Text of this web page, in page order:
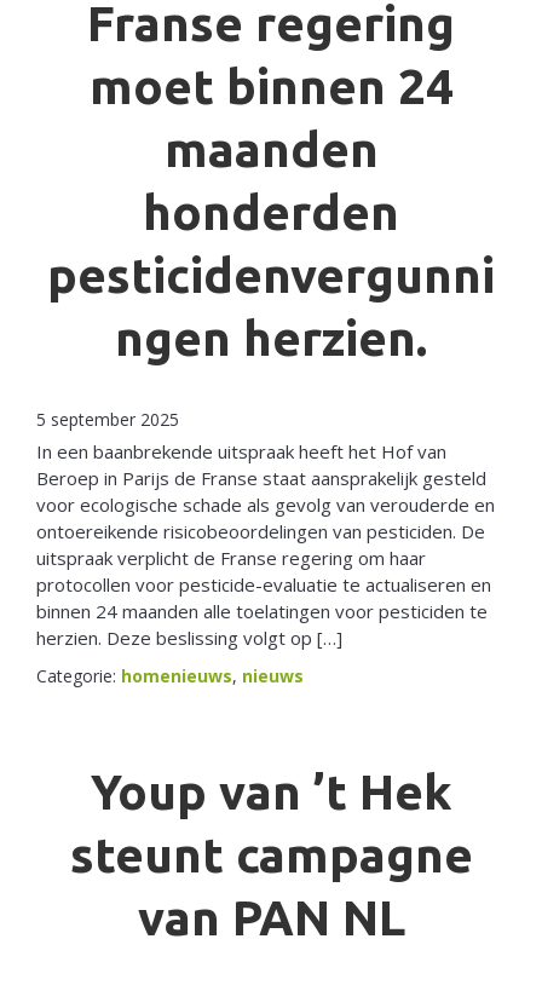
Franse regering
moet binnen 24
maanden
honderden
pesticidenvergunni
ngen herzien.
5 september 2025
In een baanbrekende uitspraak heeft het Hof van
Beroep in Parijs de Franse staat aansprakelijk gesteld
voor ecologische schade als gevolg van verouderde en
ontoereikende risicobeoordelingen van pesticiden. De
uitspraak verplicht de Franse regering om haar
protocollen voor pesticide-evaluatie te actualiseren en
binnen 24 maanden alle toelatingen voor pesticiden te
herzien. Deze beslissing volgt op […]
Categorie: homenieuws, nieuws
Youp van ’t Hek
steunt campagne
van PAN NL